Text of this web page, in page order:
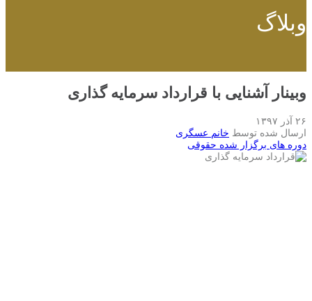
وبلاگ
وبینار آشنایی با قرارداد سرمایه گذاری
۲۶ آذر ۱۳۹۷
ارسال شده توسط خانم عسگری
دوره های برگزار شده حقوقی